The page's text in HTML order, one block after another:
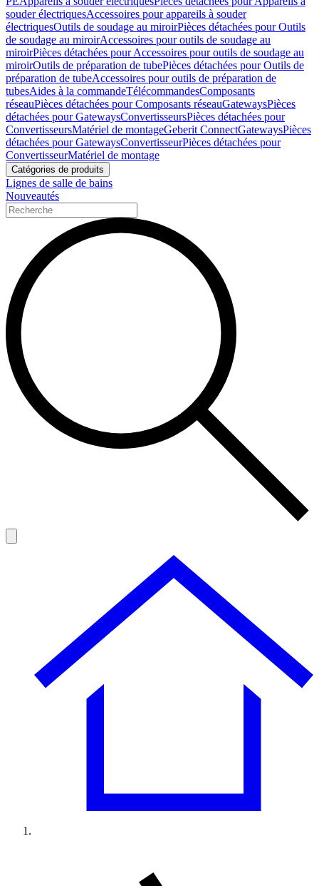
souder électriquesAccessoires pour appareils à souder
électriquesOutils de soudage au miroirPièces détachées pour Outils
de soudage au miroirAccessoires pour outils de soudage au
miroirPièces détachées pour Accessoires pour outils de soudage au
miroirOutils de préparation de tubePièces détachées pour Outils de
préparation de tubeAccessoires pour outils de préparation de
tubesAides à la commandeTélécommandesComposants
réseauPièces détachées pour Composants réseauGatewaysPièces
détachées pour GatewaysConvertisseursPièces détachées pour
ConvertisseursMatériel de montageGeberit ConnectGatewaysPièces
détachées pour GatewaysConvertisseurPièces détachées pour
ConvertisseurMatériel de montage
Catégories de produits
Lignes de salle de bains
Nouveautés